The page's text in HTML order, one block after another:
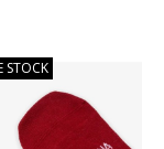
STOCK